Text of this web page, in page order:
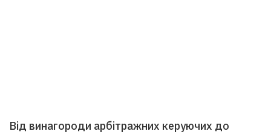
Від винагороди арбітражних керуючих до